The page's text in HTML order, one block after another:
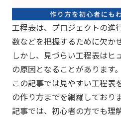
工程表は、プロジェクトの進
数などを把握するために欠か
しかし、見づらい工程表はヒ
の原因となることがあります。
この記事では見やすい工程表
の作り方までを網羅しておりま
記事では、初心者の方でも理